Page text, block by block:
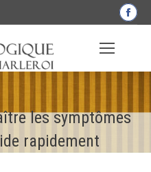
La
les symptômes
rapidement